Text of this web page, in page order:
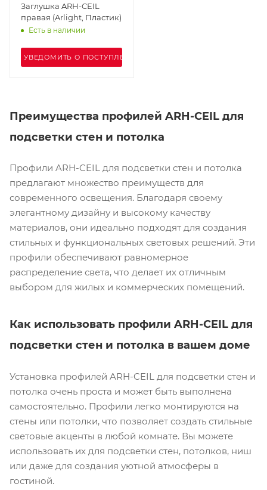
Заглушка ARH-CEIL
правая (Arlight, Пластик)
Есть в наличии
УВЕДОМИТЬ О ПОСТУПЛЕНИИ
Преимущества профилей ARH-CEIL для
подсветки стен и потолка
Профили ARH-CEIL для подсветки стен и потолка
предлагают множество преимуществ для
современного освещения. Благодаря своему
элегантному дизайну и высокому качеству
материалов, они идеально подходят для создания
стильных и функциональных световых решений. Эти
профили обеспечивают равномерное
распределение света, что делает их отличным
выбором для жилых и коммерческих помещений.
Как использовать профили ARH-CEIL для
подсветки стен и потолка в вашем доме
Установка профилей ARH-CEIL для подсветки стен и
потолка очень проста и может быть выполнена
самостоятельно. Профили легко монтируются на
стены или потолки, что позволяет создать стильные
световые акценты в любой комнате. Вы можете
использовать их для подсветки стен, потолков, ниш
или даже для создания уютной атмосферы в
гостиной.